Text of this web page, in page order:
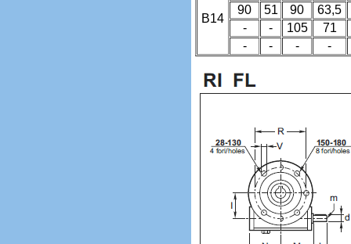
B14
90
51 90
63,5
-
- 105
71
-
- - -